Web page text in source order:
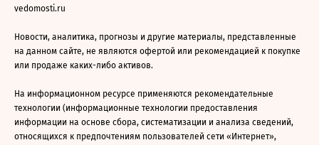
vedomosti.ru
Новости, аналитика, прогнозы и другие материалы, представленные
на данном сайте, не являются офертой или рекомендацией к покупке
или продаже каких-либо активов.
На информационном ресурсе применяются рекомендательные
технологии (информационные технологии предоставления
информации на основе сбора, систематизации и анализа сведений,
относящихся к предпочтениям пользователей сети «Интернет»,